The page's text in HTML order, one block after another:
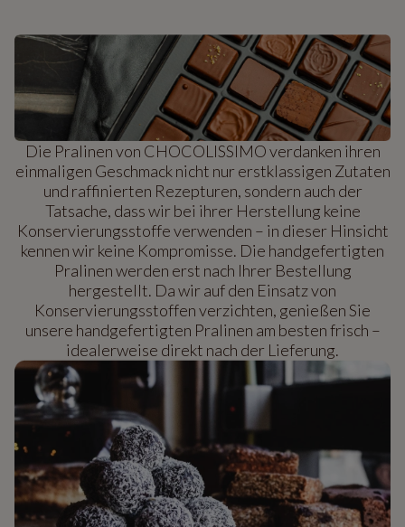
Die Pralinen von CHOCOLISSIMO verdanken ihren
einmaligen Geschmack nicht nur erstklassigen Zutaten
und raffinierten Rezepturen, sondern auch der
Tatsache, dass wir bei ihrer Herstellung keine
Konservierungsstoffe verwenden – in dieser Hinsicht
kennen wir keine Kompromisse. Die handgefertigten
Pralinen werden erst nach Ihrer Bestellung
hergestellt. Da wir auf den Einsatz von
Konservierungsstoffen verzichten, genießen Sie
unsere handgefertigten Pralinen am besten frisch –
idealerweise direkt nach der Lieferung.